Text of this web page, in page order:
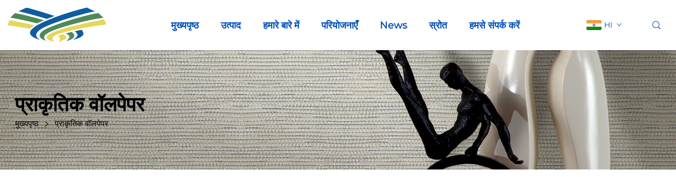
मुख्यपृष्ठ उत्पाद हमारे बारे में परियोजनाएँ News स्रोत हमसे संपर्क करें HI
प्राकृतिक वॉलपेपर
मुख्यपृष्ठ प्राकृतिक वॉलपेपर